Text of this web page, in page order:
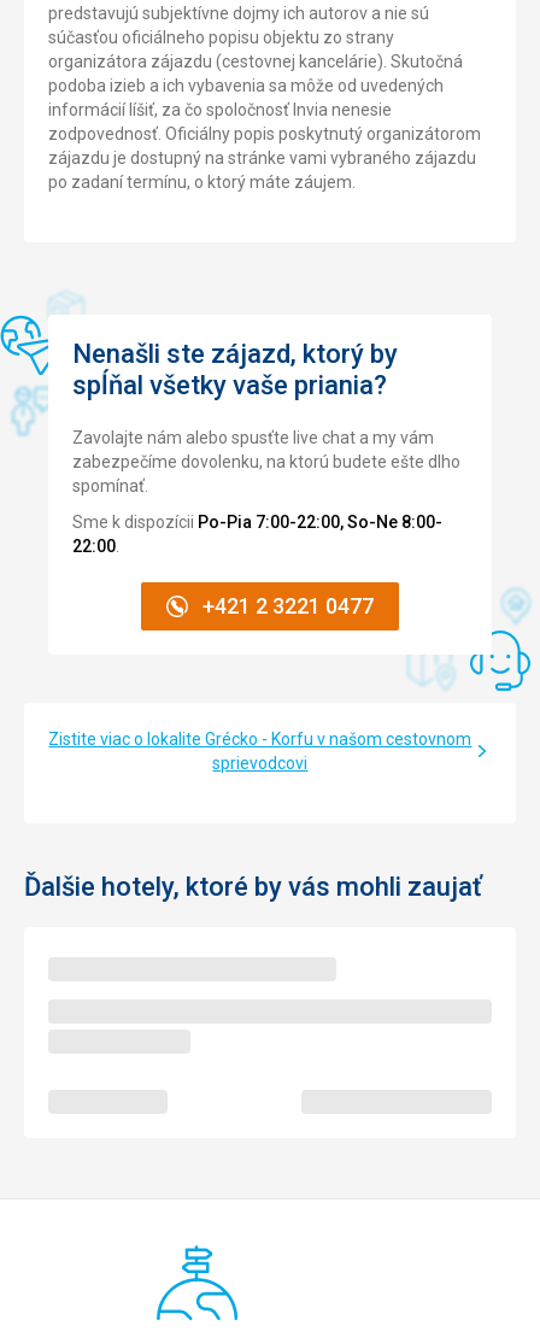
predstavujú subjektívne dojmy ich autorov a nie sú
súčasťou oficiálneho popisu objektu zo strany
organizátora zájazdu (cestovnej kancelárie). Skutočná
podoba izieb a ich vybavenia sa môže od uvedených
informácií líšiť, za čo spoločnosť Invia nenesie
zodpovednosť. Oficiálny popis poskytnutý organizátorom
zájazdu je dostupný na stránke vami vybraného zájazdu
po zadaní termínu, o ktorý máte záujem.
Nenašli ste zájazd, ktorý by
spĺňal všetky vaše priania?
Zavolajte nám alebo spusťte live chat a my vám
zabezpečíme dovolenku, na ktorú budete ešte dlho
spomínať.
Sme k dispozícii Po-Pia 7:00-22:00, So-Ne 8:00-
22:00.
+421 2 3221 0477
Zistite viac o lokalite Grécko - Korfu v našom cestovnom
sprievodcovi
Ďalšie hotely, ktoré by vás mohli zaujať